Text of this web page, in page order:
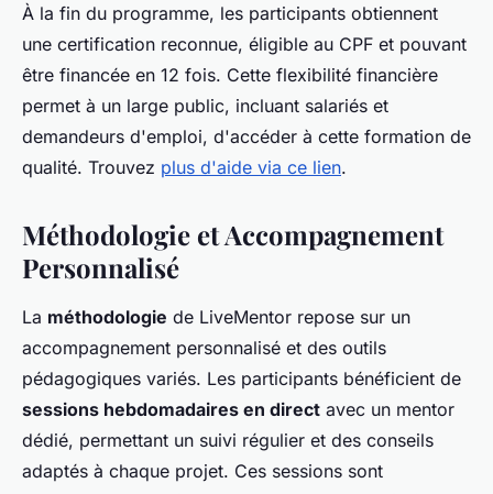
À la fin du programme, les participants obtiennent
une certification reconnue, éligible au CPF et pouvant
être financée en 12 fois. Cette flexibilité financière
permet à un large public, incluant salariés et
demandeurs d'emploi, d'accéder à cette formation de
qualité. Trouvez plus d'aide via ce lien.
Méthodologie et Accompagnement
Personnalisé
La méthodologie de LiveMentor repose sur un
accompagnement personnalisé et des outils
pédagogiques variés. Les participants bénéficient de
sessions hebdomadaires en direct avec un mentor
dédié, permettant un suivi régulier et des conseils
adaptés à chaque projet. Ces sessions sont